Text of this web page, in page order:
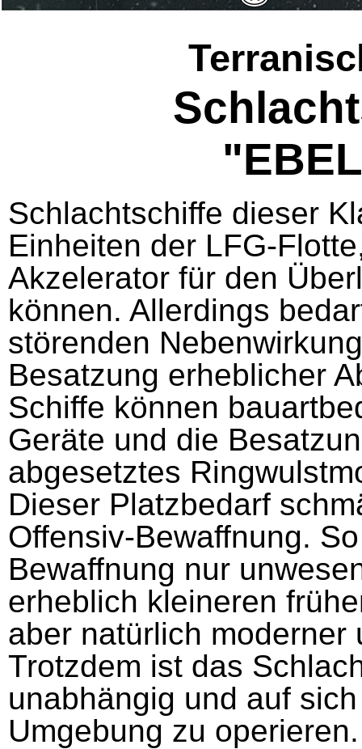
Schlachtschiffe dieser
Einheiten der LFG-
Akzelerator für den
können. Allerdings
störenden
Besatzung erheblicher
Schiffe können
Geräte und die
abgesetztes
Dieser Platzbedarf
Offensiv-Bewaffnung.
Bewaffnung nur
erheblich kleineren
aber natürlich moderner
Trotzdem ist das
unabhängig und auf
Umgebung zu operieren.